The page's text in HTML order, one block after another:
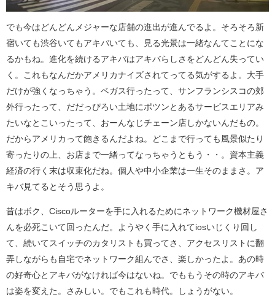
でも今はどんどんメジャーな店舗の進出が進んでるよ。そろそろ新
宿いても渋谷いてもアキバいても、見る光景は一緒なんてことにな
るかもね。進化を続けるアキバはアキバらしさをどんどん失ってい
く。これもなんだかアメリカナイズされてってる気がするよ。大手
だけが強くなっちゃう。ベガス行ったって、サンフランシスコの郊
外行ったって、だだっぴろい土地にポツンとあるサービスエリアみ
たいなとこいったって、おーんなじチェーン店しかないんだもの。
だからアメリカって飽きるんだよね。どこまで行っても風景似たり
寄ったりの上、お店まで一緒ってなっちゃうともう・・。資本主義
経済の行く末は収束化だね。個人や中小企業は一生そのままさ。ア
キバ見てるとそう思うよ。
昔はボク、Ciscoルーターを手に入れるためにネットワーク機材屋さ
んを必死こいて回ったんだ。ようやく手に入れてiosいじくり回し
て、続いてスイッチのカタリストも買ってさ、アクセスリストに翻
弄しながらも自宅でネットワーク組んでさ、楽しかったよ。あの時
の好奇心とアキバがなければ今はないね。でももうその時のアキバ
は姿を変えた。さみしい。でもこれも時代。しょうがない。